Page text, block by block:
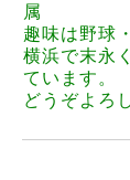
属
趣味は野球
横浜で末永
ています。
どうぞよろ